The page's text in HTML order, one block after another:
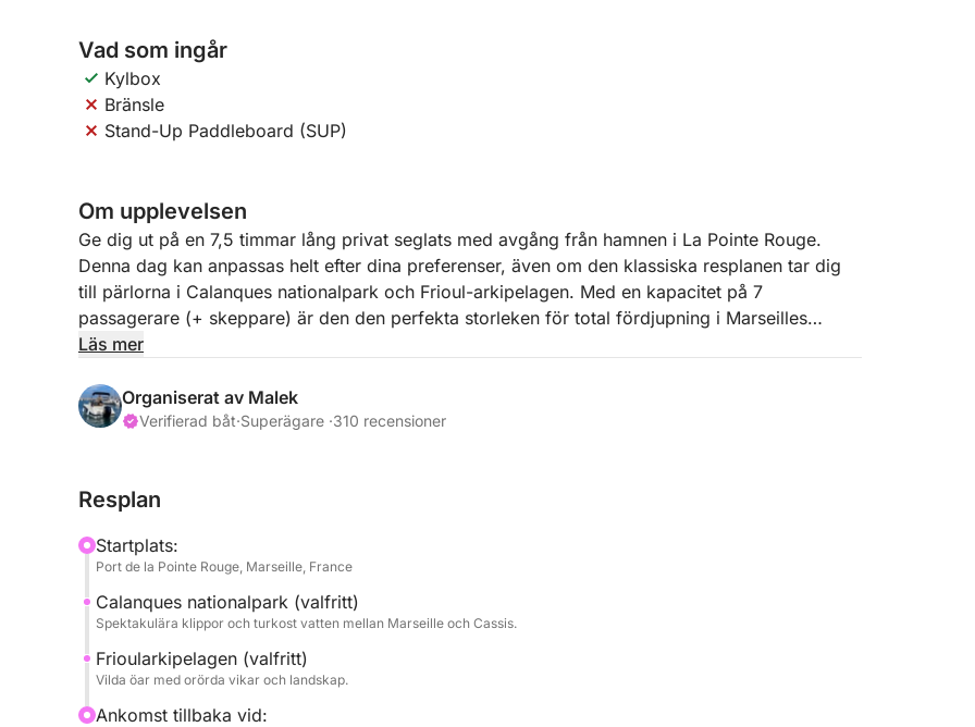
Vad som ingår
Kylbox
Bränsle
Stand-Up Paddleboard (SUP)
Om upplevelsen
Ge dig ut på en 7,5 timmar lång privat seglats med avgång från hamnen i La Pointe Rouge.
Denna dag kan anpassas helt efter dina preferenser, även om den klassiska resplanen tar dig
till pärlorna i Calanques nationalpark och Frioul-arkipelagen. Med en kapacitet på 7
passagerare (+ skeppare) är den den perfekta storleken för total fördjupning i Marseilles
turkosa vatten.
Båten är utrustad med en kylbox för dina drycker och en SUP (stand-up paddleboard) finns
som tillval (30 €) för att utforska vikarna nära klipporna. Din flerspråkiga skeppare (franska,
P.S.: Priset som visas gäller för båtuthyrning. Skepparen (130 €) och bränsle betalas separat
direkt i hamnen.
Läs mer
Organiserat av Malek
Verifierad båt·Superägare ·310 recensioner
Resplan
Startplats:
Port de la Pointe Rouge, Marseille, France
Calanques nationalpark (valfritt)
Spektakulära klippor och turkost vatten mellan Marseille och Cassis.
Frioularkipelagen (valfritt)
Vilda öar med orörda vikar och landskap.
Ankomst tillbaka vid: